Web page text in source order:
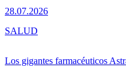
28.07.2026
Los gigantes farmacéuticos
SALUD